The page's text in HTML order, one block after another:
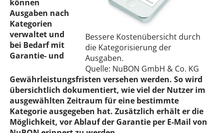
Bessere Kostenübersicht durch
die Kategorisierung der
Ausgaben.
Quelle: NuBON GmbH & Co. KG
können
Ausgaben nach
Kategorien
verwaltet und
bei Bedarf mit
Garantie- und
Gewährleistungsfristen versehen werden. So wird
übersichtlich dokumentiert, wie viel der Nutzer im
ausgewählten Zeitraum für eine bestimmte
Kategorie ausgegeben hat. Zusätzlich erhält er die
Möglichkeit, vor Ablauf der Garantie per E-Mail von